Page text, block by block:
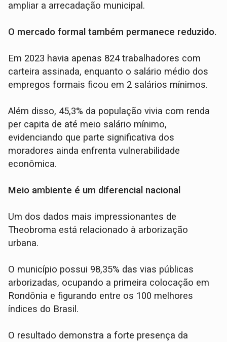
ampliar a arrecadação municipal.
O mercado formal também permanece reduzido.
Em 2023 havia apenas 824 trabalhadores com
carteira assinada, enquanto o salário médio dos
empregos formais ficou em 2 salários mínimos.
Além disso, 45,3% da população vivia com renda
per capita de até meio salário mínimo,
evidenciando que parte significativa dos
moradores ainda enfrenta vulnerabilidade
econômica.
Meio ambiente é um diferencial nacional
Um dos dados mais impressionantes de
Theobroma está relacionado à arborização
urbana.
O município possui 98,35% das vias públicas
arborizadas, ocupando a primeira colocação em
Rondônia e figurando entre os 100 melhores
índices do Brasil.
O resultado demonstra a forte presença da